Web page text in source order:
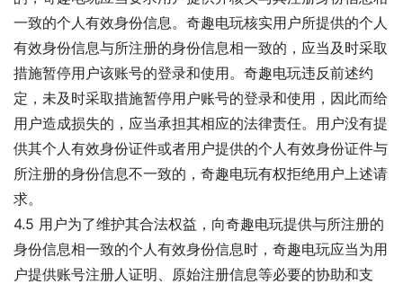
一致的个人有效身份信息。奇趣电玩核实用户所提供的个人
有效身份信息与所注册的身份信息相一致的，应当及时采取
措施暂停用户该账号的登录和使用。奇趣电玩违反前述约
定，未及时采取措施暂停用户账号的登录和使用，因此而给
用户造成损失的，应当承担其相应的法律责任。用户没有提
供其个人有效身份证件或者用户提供的个人有效身份证件与
所注册的身份信息不一致的，奇趣电玩有权拒绝用户上述请
求。
4.5 用户为了维护其合法权益，向奇趣电玩提供与所注册的
身份信息相一致的个人有效身份信息时，奇趣电玩应当为用
户提供账号注册人证明、原始注册信息等必要的协助和支